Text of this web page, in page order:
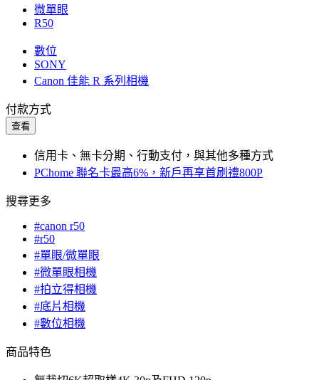
微單眼
R50
數位
SONY
Canon 佳能 R 系列相機
付款方式
查看
信用卡、無卡分期、行動支付，與其他多種方式
PChome 聯名卡最高6%，新戶再享首刷禮800P
搜尋更多
#canon r50
#r50
#單眼/微單眼
#微單眼相機
#拍立得相機
#底片相機
#數位相機
商品特色